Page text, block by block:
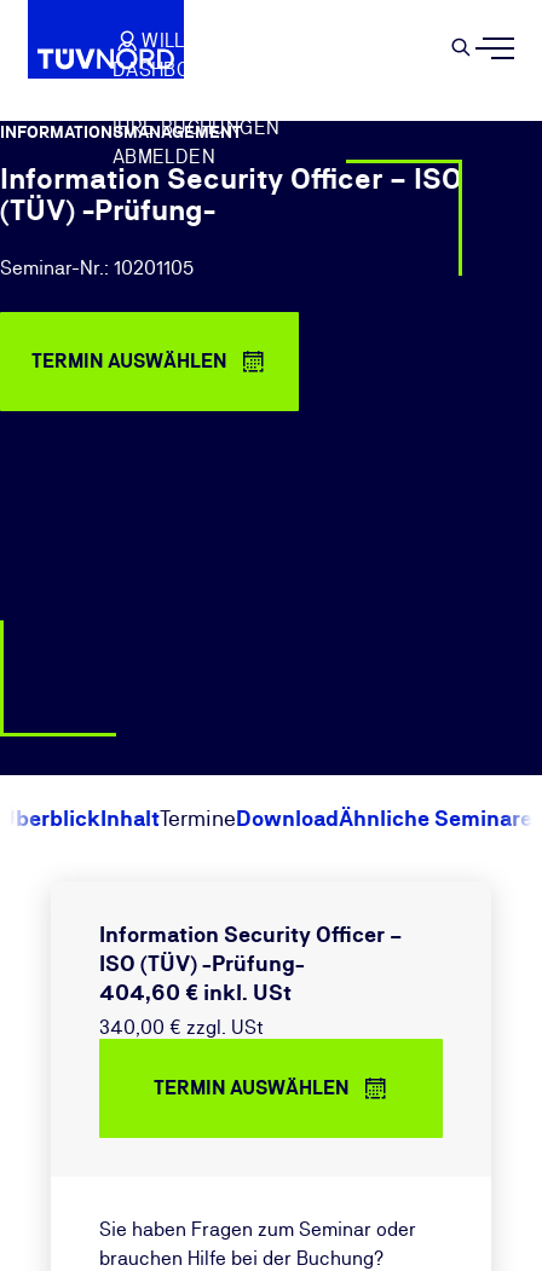
Springe zum Hauptinhalt
WILLKOMMEN
DASHBOARD
IHRE BUCHUNGEN
ABMELDEN
INFORMATIONSMANAGEMENT
Information Security Officer – ISO
(TÜV) -Prüfung-
Seminar-Nr.: 10201105
TERMIN AUSWÄHLEN
ÜberblickInhaltTermineDownloadÄhnliche Seminare
Information Security Officer –
ISO (TÜV) -Prüfung-
404,60 € inkl. USt
340,00 € zzgl. USt
TERMIN AUSWÄHLEN
Sie haben Fragen zum Seminar oder
brauchen Hilfe bei der Buchung?